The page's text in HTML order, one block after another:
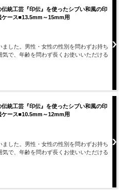
伝統工芸『印伝』を使ったシブい和風の印
ース■13.5mm～15mm用
した。男性・女性の性別を問わずお持ち
で、年齢を問わず長くお使いいただける
伝統工芸『印伝』を使ったシブい和風の印
ース■10.5mm～12mm用
した。男性・女性の性別を問わずお持ち
で、年齢を問わず長くお使いいただける